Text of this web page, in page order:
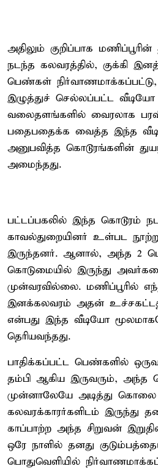
அதிலும் குறிப்பாக
நடந்த கலவரத்தில், குக்கி
பெண்கள்
இழுத்துச் செல்லப்பட்ட வீடியோ
வலைதளங்களில் வைரலாக
பதைபதைக்க வைத்த இந்த
அனுபவித்த கொடூரங்களின்
அமைந்தது.
பட்டப்பகலில் இந்த கொடூரம்
காவல்துறையினர் உள்பட
இருந்தனர். ஆனால், அந்த 2
கொடுமையில் இருந்து
முன்வரவில்லை. மணிப்பூரில்
இனக்கலவரம் அதன்
என்பது இந்த வீடியோ
தெரியவந்தது.
பாதிக்கப்பட்ட பெண்களில்
தம்பி ஆகிய இருவரும்,
முன்னாலேயே அடித்து
கலவரக்காரர்களிடம் இருந்து
காப்பாற்ற அந்த சிறுவன்
ஒரே நாளில் தனது
பொதுவெளியில்